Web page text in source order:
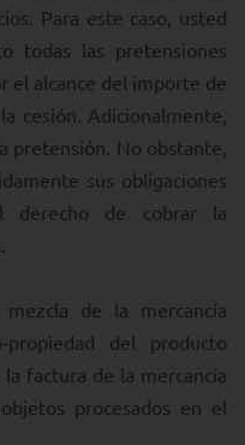
Para este caso, usted
todas las pretensiones
el alcance del importe de
cesión. Adicionalmente,
pretensión. No obstante,
sus obligaciones
derecho de cobrar la
de la mercancía
del producto
factura de la mercancía
procesados en el